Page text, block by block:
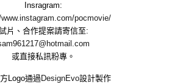
Insragram:
pocmovie/
片、合作提案請寄信至:
或直接私訊粉專。
Logo通過DesignEvo設計製作